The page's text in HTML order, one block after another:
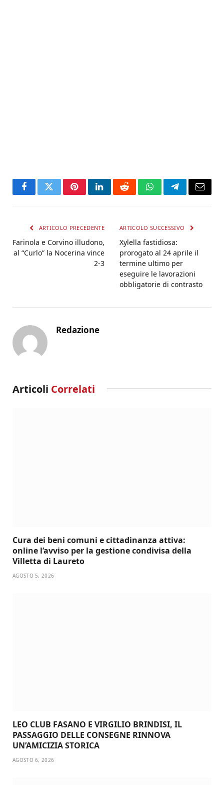
FacebookTwitterPinterestLinkedInRedditWhatsAppTelegramEmail
ARTICOLO PRECEDENTE
Farinola e Corvino illudono,
al “Curlo” la Nocerina vince
2-3
ARTICOLO SUCCESSIVO
Xylella fastidiosa:
prorogato al 24 aprile il
termine ultimo per
eseguire le lavorazioni
obbligatorie di contrasto
Redazione
Articoli Correlati
Cura dei beni comuni e cittadinanza attiva:
online l’avviso per la gestione condivisa della
Villetta di Laureto
AGOSTO 5, 2026
LEO CLUB FASANO E VIRGILIO BRINDISI, IL
PASSAGGIO DELLE CONSEGNE RINNOVA
UN’AMICIZIA STORICA
AGOSTO 6, 2026